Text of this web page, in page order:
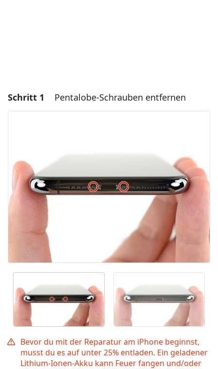
Schritt 1 Pentalobe-Schrauben entfernen
Bevor du mit der Reparatur am iPhone beginnst,
musst du es auf unter 25% entladen. Ein geladener
Lithium-Ionen-Akku kann Feuer fangen und/oder